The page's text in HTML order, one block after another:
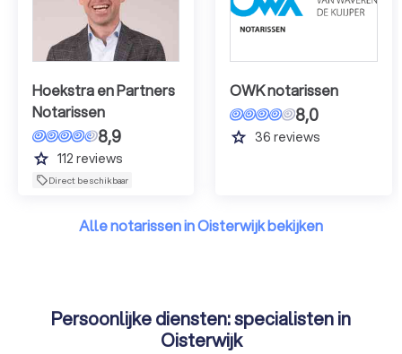
Hoekstra en Partners
Notarissen
8,9
grade 112 reviews
Direct beschikbaar
OWK notarissen
8,0
grade 36 reviews
Alle notarissen in Oisterwijk bekijken
Persoonlijke diensten: specialisten in
Oisterwijk